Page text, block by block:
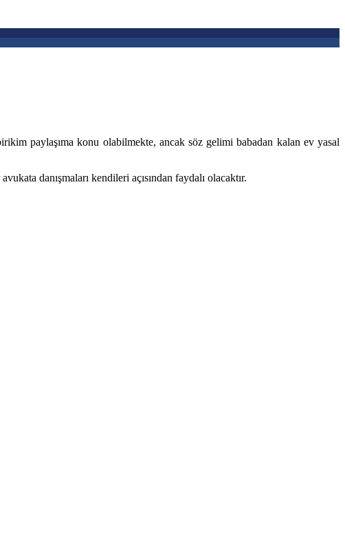
paylaşıma konu olabilmekte, ancak söz gelimi babadan kalan ev yasal
danışmaları kendileri açısından faydalı olacaktır.